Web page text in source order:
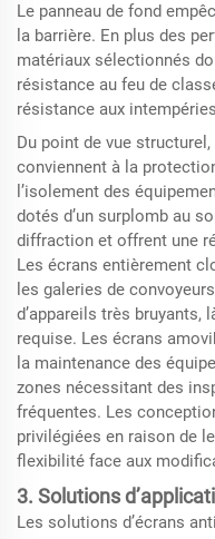
Le panneau de fond
la barrière. En plus des
matériaux sélectionnés
résistance au feu de
résistance aux
Du point de vue
conviennent à la
l’isolement des
dotés d’un surplomb au
diffraction et offrent une
Les écrans entièrement
les galeries de
d’appareils très
requise. Les écrans
la maintenance des
zones nécessitant des
fréquentes. Les
privilégiées en raison de
flexibilité face aux
3. Solutions
Les solutions d’écrans